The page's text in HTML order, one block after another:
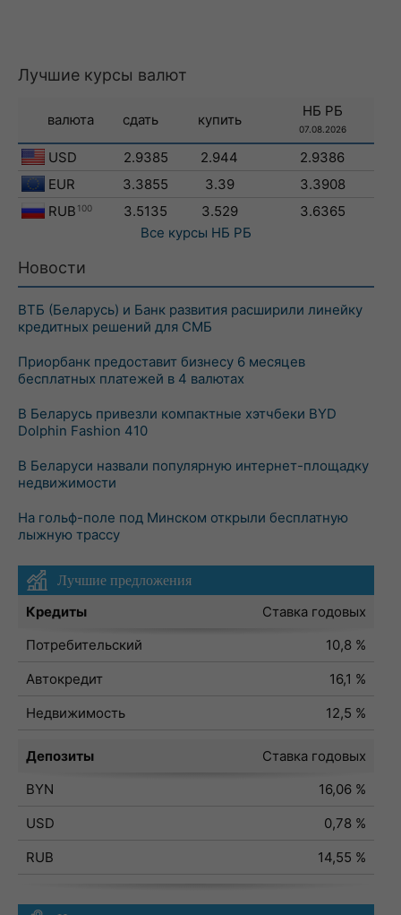
Лучшие курсы валют
валюта сдать купить
НБ РБ
07.08.2026
USD 2.9385 2.944
2.9386
EUR
3.3855 3.39
3.3908
RUB 100 3.5135 3.529
3.6365
Все курсы НБ РБ
Новости
ВТБ (Беларусь) и Банк развития расширили линейку
кредитных решений для СМБ
Приорбанк предоставит бизнесу 6 месяцев
бесплатных платежей в 4 валютах
В Беларусь привезли компактные хэтчбеки BYD
Dolphin Fashion 410
В Беларуси назвали популярную интернет-площадку
недвижимости
На гольф-поле под Минском открыли бесплатную
лыжную трассу
Лучшие предложения
Кредиты
Ставка годовых
Потребительский
10,8 %
Автокредит
16,1 %
Недвижимость
12,5 %
Депозиты
Ставка годовых
BYN
16,06 %
USD
0,78 %
RUB
14,55 %